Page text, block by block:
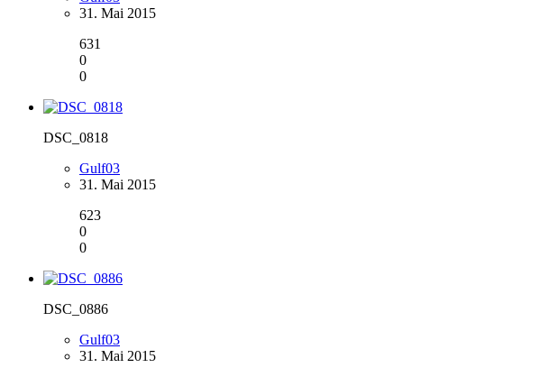
31. Mai 2015
631
0
0
DSC_0818
Gulf03
31. Mai 2015
623
0
0
DSC_0886
Gulf03
31. Mai 2015